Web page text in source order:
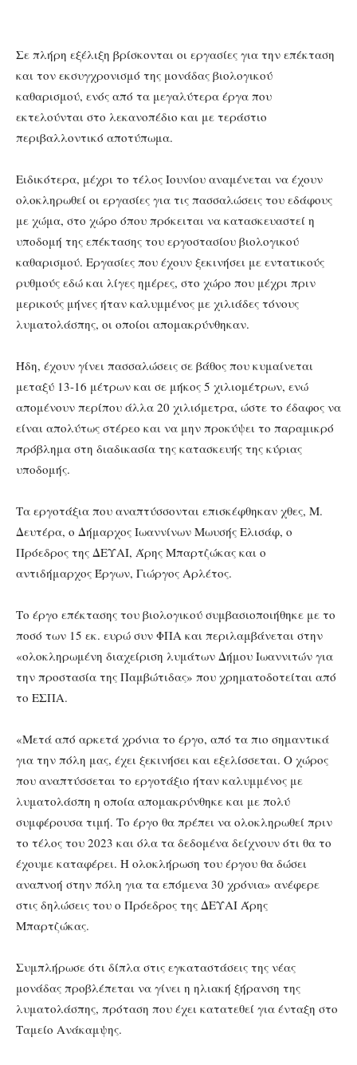
Σε πλήρη εξέλιξη βρίσκονται οι εργασίες για την επέκταση
και τον εκσυγχρονισμό της μονάδας βιολογικού
καθαρισμού, ενός από τα μεγαλύτερα έργα που
εκτελούνται στο λεκανοπέδιο και με τεράστιο
περιβαλλοντικό αποτύπωμα.
Ειδικότερα, μέχρι το τέλος Ιουνίου αναμένεται να έχουν
ολοκληρωθεί οι εργασίες για τις πασσαλώσεις του εδάφους
με χώμα, στο χώρο όπου πρόκειται να κατασκευαστεί η
υποδομή της επέκτασης του εργοστασίου βιολογικού
καθαρισμού. Εργασίες που έχουν ξεκινήσει με εντατικούς
ρυθμούς εδώ και λίγες ημέρες, στο χώρο που μέχρι πριν
μερικούς μήνες ήταν καλυμμένος με χιλιάδες τόνους
λυματολάσπης, οι οποίοι απομακρύνθηκαν.
Ήδη, έχουν γίνει πασσαλώσεις σε βάθος που κυμαίνεται
μεταξύ 13-16 μέτρων και σε μήκος 5 χιλιομέτρων, ενώ
απομένουν περίπου άλλα 20 χιλιόμετρα, ώστε το έδαφος να
είναι απολύτως στέρεο και να μην προκύψει το παραμικρό
πρόβλημα στη διαδικασία της κατασκευής της κύριας
υποδομής.
Τα εργοτάξια που αναπτύσσονται επισκέφθηκαν χθες, Μ.
Δευτέρα, ο Δήμαρχος Ιωαννίνων Μωυσής Ελισάφ, ο
Πρόεδρος της ΔΕΥΑΙ, Άρης Μπαρτζώκας και ο
αντιδήμαρχος Έργων, Γιώργος Αρλέτος.
Το έργο επέκτασης του βιολογικού συμβασιοποιήθηκε με το
ποσό των 15 εκ. ευρώ συν ΦΠΑ και περιλαμβάνεται στην
«ολοκληρωμένη διαχείριση λυμάτων Δήμου Ιωαννιτών για
την προστασία της Παμβώτιδας» που χρηματοδοτείται από
το ΕΣΠΑ.
«Μετά από αρκετά χρόνια το έργο, από τα πιο σημαντικά
για την πόλη μας, έχει ξεκινήσει και εξελίσσεται. Ο χώρος
που αναπτύσσεται το εργοτάξιο ήταν καλυμμένος με
λυματολάσπη η οποία απομακρύνθηκε και με πολύ
συμφέρουσα τιμή. Το έργο θα πρέπει να ολοκληρωθεί πριν
το τέλος του 2023 και όλα τα δεδομένα δείχνουν ότι θα το
έχουμε καταφέρει. Η ολοκλήρωση του έργου θα δώσει
αναπνοή στην πόλη για τα επόμενα 30 χρόνια» ανέφερε
στις δηλώσεις του ο Πρόεδρος της ΔΕΥΑΙ Άρης
Μπαρτζώκας.
Συμπλήρωσε ότι δίπλα στις εγκαταστάσεις της νέας
μονάδας προβλέπεται να γίνει η ηλιακή ξήρανση της
λυματολάσπης, πρόταση που έχει κατατεθεί για ένταξη στο
Ταμείο Ανάκαμψης.